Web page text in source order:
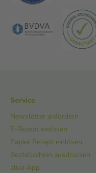
Service
Newsletter anfordern
E-Rezept einlösen
Papier Rezept einlösen
Bestellschein ausdrucken
aliva App